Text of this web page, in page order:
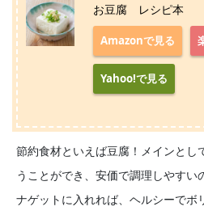
お豆腐 レシピ本
Amazonで見る
Yahoo!で見る
節約食材といえば豆腐！メインとし
うことができ、安価で調理しやす
ナゲットに入れれば、ヘルシーでボ